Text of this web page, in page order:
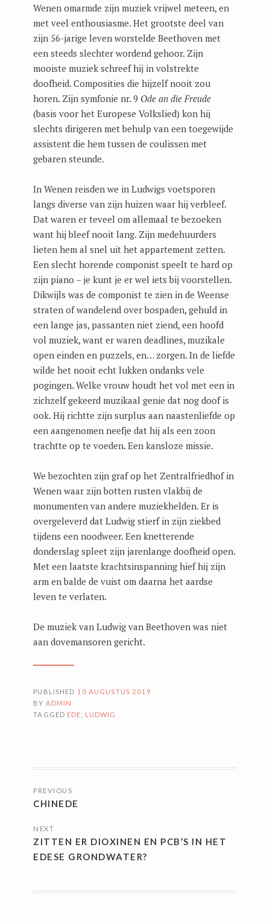
Wenen omarmde zijn muziek vrijwel meteen, en
met veel enthousiasme. Het grootste deel van
zijn 56-jarige leven worstelde Beethoven met
een steeds slechter wordend gehoor. Zijn
mooiste muziek schreef hij in volstrekte
doofheid. Composities die hijzelf nooit zou
horen. Zijn symfonie nr. 9 Ode an die Freude
(basis voor het Europese Volkslied) kon hij
slechts dirigeren met behulp van een toegewijde
assistent die hem tussen de coulissen met
gebaren steunde.
In Wenen reisden we in Ludwigs voetsporen
langs diverse van zijn huizen waar hij verbleef.
Dat waren er teveel om allemaal te bezoeken
want hij bleef nooit lang. Zijn medehuurders
lieten hem al snel uit het appartement zetten.
Een slecht horende componist speelt te hard op
zijn piano – je kunt je er wel iets bij voorstellen.
Dikwijls was de componist te zien in de Weense
straten of wandelend over bospaden, gehuld in
een lange jas, passanten niet ziend, een hoofd
vol muziek, want er waren deadlines, muzikale
open einden en puzzels, en… zorgen. In de liefde
wilde het nooit echt lukken ondanks vele
pogingen. Welke vrouw houdt het vol met een in
zichzelf gekeerd muzikaal genie dat nog doof is
ook. Hij richtte zijn surplus aan naastenliefde op
een aangenomen neefje dat hij als een zoon
trachtte op te voeden. Een kansloze missie.
We bezochten zijn graf op het Zentralfriedhof in
Wenen waar zijn botten rusten vlakbij de
monumenten van andere muziekhelden. Er is
overgeleverd dat Ludwig stierf in zijn ziekbed
tijdens een noodweer. Een knetterende
donderslag spleet zijn jarenlange doofheid open.
Met een laatste krachtsinspanning hief hij zijn
arm en balde de vuist om daarna het aardse
leven te verlaten.
De muziek van Ludwig van Beethoven was niet
aan dovemansoren gericht.
PUBLISHED 10 AUGUSTUS 2019
BY ADMIN
TAGGED EDE LUDWIG
PREVIOUS
CHINEDE
NEXT
ZITTEN ER DIOXINEN EN PCB’S IN HET
EDESE GRONDWATER?